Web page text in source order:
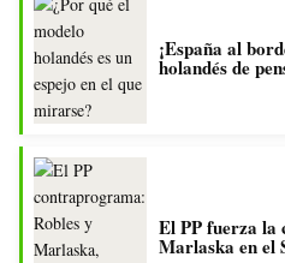
¡España al
holandés de
El PP fuerza la
Marlaska en el